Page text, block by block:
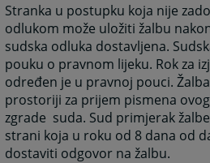
Stranka u postupku koja nije
odlukom može uložiti žalbu
sudska odluka dostavljena.
pouku o pravnom lijeku. Rok za
određen je u pravnoj pouci.
prostoriji za prijem pismena
zgrade suda. Sud primjerak
strani koja u roku od 8 dana od
dostaviti odgovor na žalbu.